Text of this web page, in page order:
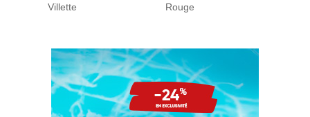
Villette
Rouge